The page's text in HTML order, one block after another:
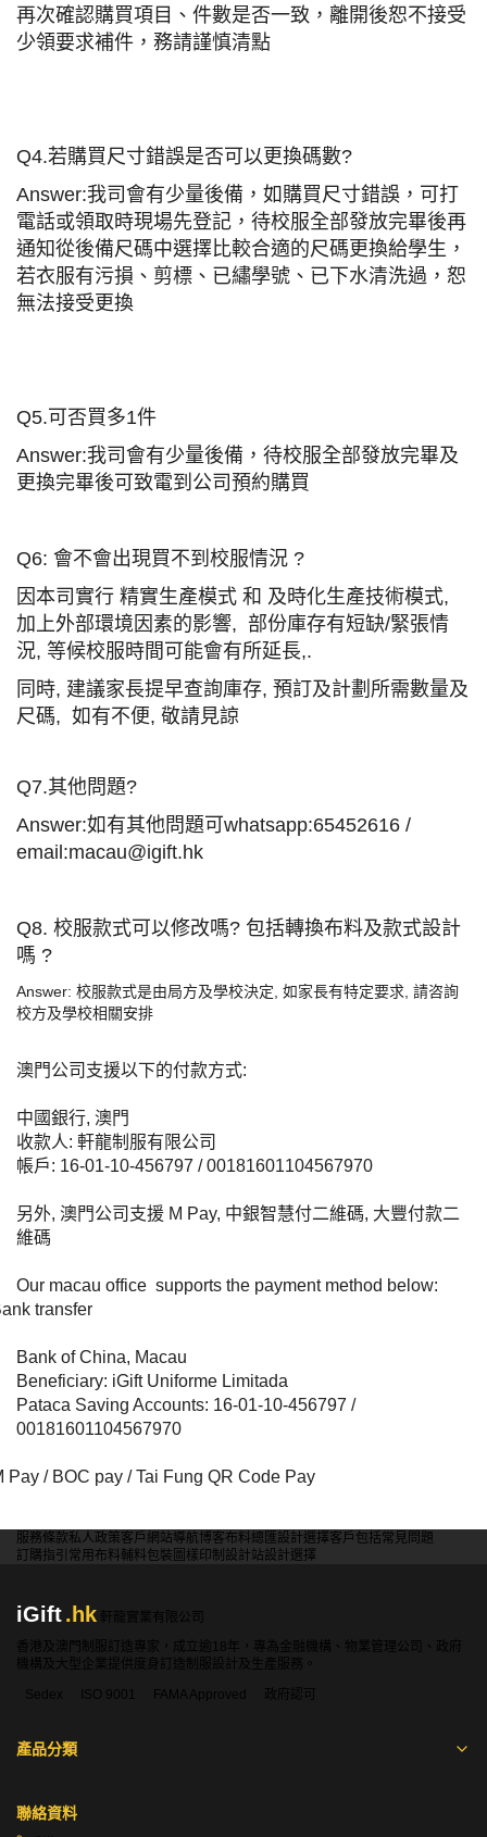
再次確認購買項目、件數是否一致，離開後恕不接受
少領要求補件，務請謹慎清點
Q4.若購買尺寸錯誤是否可以更換碼數?
Answer:我司會有少量後備，如購買尺寸錯誤，可打
電話或領取時現場先登記，待校服全部發放完畢後再
通知從後備尺碼中選擇比較合適的尺碼更換給學生，
若衣服有污損、剪標、已繡學號、已下水清洗過，恕
無法接受更換
Q5.可否買多1件
Answer:我司會有少量後備，待校服全部發放完畢及
更換完畢後可致電到公司預約購買
Q6: 會不會出現買不到校服情況 ?
因本司實行 精實生產模式 和 及時化生產技術模式,
加上外部環境因素的影響, 部份庫存有短缺/緊張情
況, 等候校服時間可能會有所延長,.
同時, 建議家長提早查詢庫存, 預訂及計劃所需數量及
尺碼, 如有不便, 敬請見諒
Q7.其他問題?
Answer:如有其他問題可whatsapp:65452616 /
email:macau@igift.hk
Q8. 校服款式可以修改嗎? 包括轉換布料及款式設計
嗎 ?
Answer: 校服款式是由局方及學校決定 如家長有特定要求 請咨詢
校方及學校相關安排
澳門公司支援以下的付款方式:
中國銀行, 澳門
收款人: 軒龍制服有限公司
帳戶: 16-01-10-456797 / 00181601104567970
另外, 澳門公司支援 M Pay, 中銀智慧付二維碼, 大豐付款二
維碼
Our macau office supports the payment method below:
transfer
Bank of China, Macau
Beneficiary: iGift Uniforme Limitada
Pataca Saving Accounts: 16-01-10-456797 /
00181601104567970
Pay / BOC pay / Tai Fung QR Code Pay
服務條款私人政策客戶 網站導航博客布料總匯設計選擇客戶包括常見問題
訂購指引 常用布料輔料包裝 圖樣印制 設計站設計選擇
iGift.hk
軒龍實業有限公司
香港及澳門制服訂造專家，成立逾18年，專為金融機構、物業管理公司、政府
機構及大型企業提供度身訂造制服設計及生產服務。
Sedex
ISO 9001 FAMA Approved 政府認可
產品分類
聯絡資料